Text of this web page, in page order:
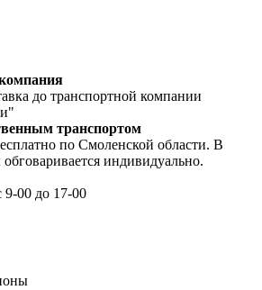
до транспортной компании
транспортом
по Смоленской области. В
индивидуально.
9-00 до 17-00